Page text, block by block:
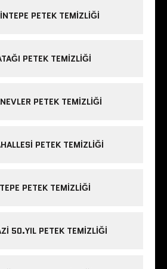
PETEK TEMIZLIĞI
PETEK TEMIZLIĞI
PETEK TEMIZLIĞI
PETEK TEMIZLIĞI
PETEK TEMIZLIĞI
50.YIL PETEK TEMIZLIĞI